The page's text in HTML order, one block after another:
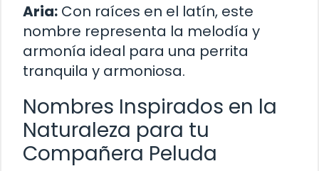
Aria: Con raíces en el latín, este
nombre representa la melodía y
armonía ideal para una perrita
tranquila y armoniosa.
Nombres Inspirados en la
Naturaleza para tu
Compañera Peluda